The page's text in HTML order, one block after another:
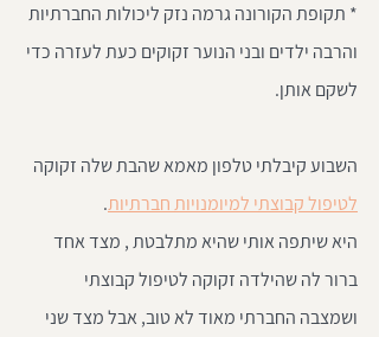
* תקופת הקורונה גרמה נזק ליכולות החברתיות
והרבה ילדים ובני הנוער זקוקים כעת לעזרה כדי
לשקם אותן.
השבוע קיבלתי טלפון מאמא שהבת שלה זקוקה
לטיפול קבוצתי למיומנויות חברתיות.
היא שיתפה אותי שהיא מתלבטת , מצד אחד
ברור לה שהילדה זקוקה לטיפול קבוצתי
ושמצבה החברתי מאוד לא טוב, אבל מצד שני